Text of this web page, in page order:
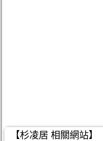
【杉凌居 相關網站】